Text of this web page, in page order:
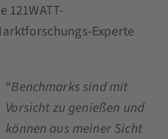
Experte
“Benchmarks sind mit
Vorsicht zu genießen und
können aus meiner Sicht